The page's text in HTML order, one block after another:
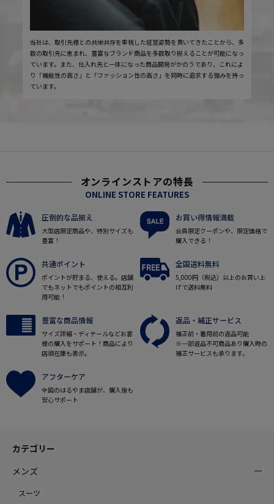
当社は、取引先様との共栄共存を重視した経営姿勢を貫いてきたことから、多
数の取引先に恵まれ、豊富なブランド商品を多数取り揃えることが可能になっ
ています。また、仕入れ先と一体になった商品開発がかのうであり、これによ
り「機能性の高さ」と「ファッション性の高さ」を同時に追求する強みを持っ
ています。
オンラインストアの特長
ONLINE STORE FEATURES
圧倒的な品揃え
大型店限定商品や、特別サイズも
豊富！
お買い得情報満載
会員限定クーポンや、限定価格で
購入できる！
共通ポイント
ポイントが貯まる、使える。店舗
でもネットでもポイントの相互利
用可能！
全国送料無料
5,000円（税込）以上のお買い上
げで送料無料
豊富な商品情報
サイズ詳細・ディテールなどお客
様の購入をサポート！商品により
店頭在庫も表示。
返品・補正サービス
補正前・着用前の返品可能
※一部返品不可商品あり購入時の
補正サービスも承ります。
アフターケア
全国のはるやま店舗が、購入後も
安心サポート
カテゴリー
メンズ
スーツ